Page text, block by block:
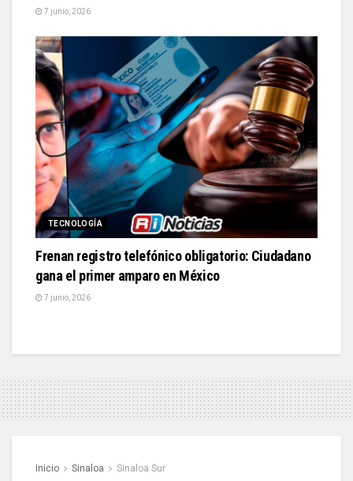
7 junio, 2026
TECNOLOGÍA
Frenan registro telefónico obligatorio: Ciudadano
gana el primer amparo en México
7 junio, 2026
Inicio Sinaloa Sinaloa Sur